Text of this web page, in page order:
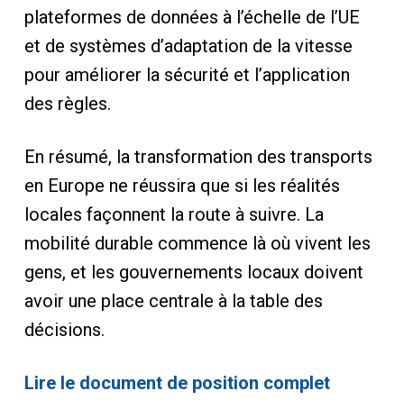
plateformes de données à l’échelle de l’UE
et de systèmes d’adaptation de la vitesse
pour améliorer la sécurité et l’application
des règles.
En résumé, la transformation des transports
en Europe ne réussira que si les réalités
locales façonnent la route à suivre. La
mobilité durable commence là où vivent les
gens, et les gouvernements locaux doivent
avoir une place centrale à la table des
décisions.
Lire le document de position complet